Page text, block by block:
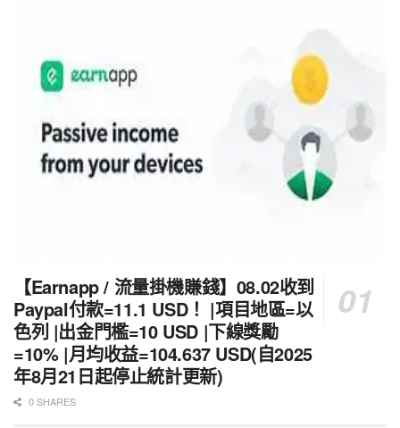
【Earnapp / 流量掛機賺錢】08.02收到
Paypal付款=11.1 USD！ |項目地區=以
色列 |出金門檻=10 USD |下線獎勵
=10% |月均收益=104.637 USD(自2025
年8月21日起停止統計更新)
0 SHARES